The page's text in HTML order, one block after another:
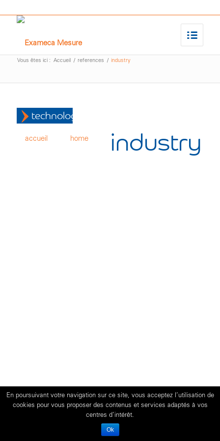
Vous êtes ici : Accueil / references / industry
technologies
accueil home industry
En poursuivant votre navigation sur ce site, vous acceptez l’utilisation de
cookies pour vous proposer des contenus et services adaptés à vos
centres d’intérêt.
Ok